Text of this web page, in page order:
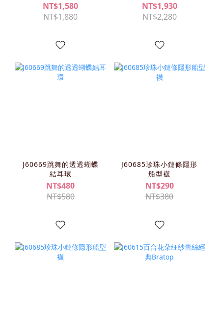
NT$1,580
NT$1,880
NT$1,930
NT$2,280
J60669跳舞的透透蝴蝶
結耳環
NT$480
NT$580
J60685珍珠小鏈條隱形
船型襪
NT$290
NT$380